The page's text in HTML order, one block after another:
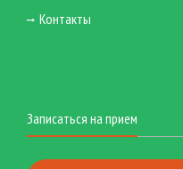
Контакты
Записаться на прием